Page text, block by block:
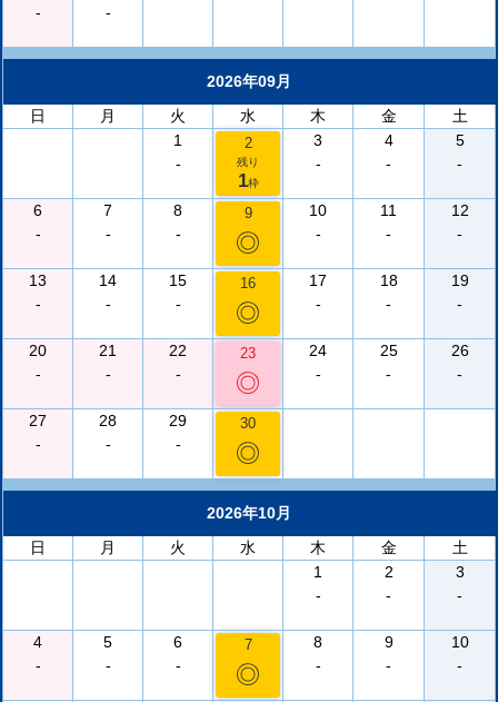
-
-
2026年09月
日
月 火 水 木 金
土
1
-
2
残り
1枠
3
-
4
-
5
-
6
-
7
-
8
-
9
◎
10
-
11
-
12
-
13
-
14
-
15
-
16
◎
17
-
18
-
19
-
20
-
21
-
22
-
23
◎
24
-
25
-
26
-
27
-
28
-
29
-
30
◎
2026年10月
日
月 火 水 木 金
土
1
-
2
-
3
-
4
-
5
-
6
-
7
◎
8
-
9
-
10
-